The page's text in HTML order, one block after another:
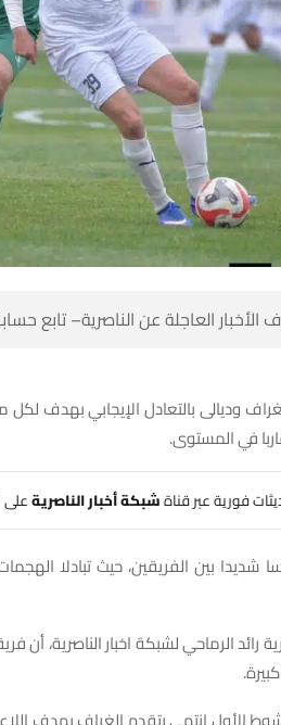
العاجلة عن الناصرية– تابع
وديالى بالتعادل الإيجابي بهدف
في المستوى.
فورية عبر قناةشبكة أخبار الناصريةعلى
شديدا بين الفريقين، حيث تبادلا
رائد الرماحي لشبكة اخبار الناصرية،